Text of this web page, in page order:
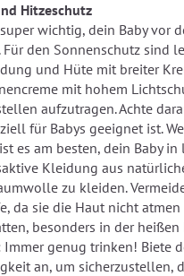
Hitzeschutz
wichtig, dein Baby vor
Für den Sonnenschutz sind
und Hüte mit breiter
mit hohem
aufzutragen. Achte
für Babys geeignet ist.
es am besten, dein Baby in
Kleidung aus
zu kleiden.
da sie die Haut nicht atmen
besonders in der
genug trinken! Biete
an, um sicherzustellen,